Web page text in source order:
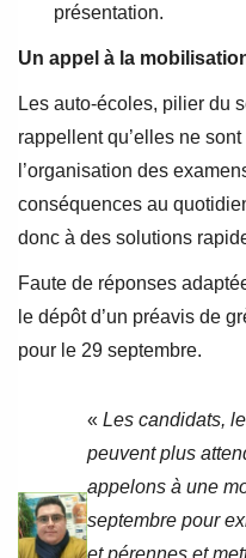
présentation.
Un appel à la
Les auto-écoles, pilier du
rappellent qu’elles ne
l’organisation des
conséquences au
donc à des solutions
Faute de réponses
le dépôt d’un préavis de
pour le 29 septembre.
«Les candidats,
peuvent plus
appelons à une
septembre pour
et pérennes et